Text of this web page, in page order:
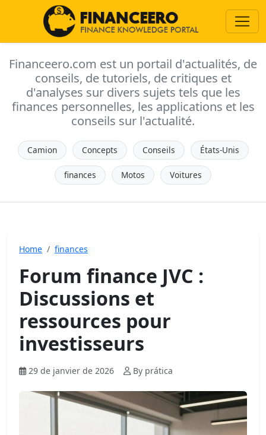
Financeero.com est un portail d'actualités, de
conseils, de tutoriels, de critiques et
d'analyses sur divers sujets tels que les
finances personnelles, les applications et les
conseils sur l'actualité.
Camion Concepts Conseils États-Unis
finances Motos Voitures
Home finances
Forum finance JVC :
Discussions et
ressources pour
investisseurs
29 de janvier de 2026 By prática